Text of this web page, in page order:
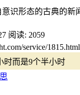
阅读: 2059
service/1815.html
时而是9个半小时